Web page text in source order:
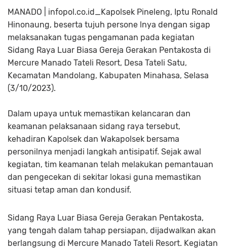
MANADO | infopol.co.id_Kapolsek Pineleng, Iptu Ronald
Hinonaung, beserta tujuh persone lnya dengan sigap
melaksanakan tugas pengamanan pada kegiatan
Sidang Raya Luar Biasa Gereja Gerakan Pentakosta di
Mercure Manado Tateli Resort, Desa Tateli Satu,
Kecamatan Mandolang, Kabupaten Minahasa, Selasa
(3/10/2023).
Dalam upaya untuk memastikan kelancaran dan
keamanan pelaksanaan sidang raya tersebut,
kehadiran Kapolsek dan Wakapolsek bersama
personilnya menjadi langkah antisipatif. Sejak awal
kegiatan, tim keamanan telah melakukan pemantauan
dan pengecekan di sekitar lokasi guna memastikan
situasi tetap aman dan kondusif.
Sidang Raya Luar Biasa Gereja Gerakan Pentakosta,
yang tengah dalam tahap persiapan, dijadwalkan akan
berlangsung di Mercure Manado Tateli Resort. Kegiatan